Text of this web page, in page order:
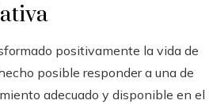
positivamente la vida de
posible responder a una de
adecuado y disponible en el